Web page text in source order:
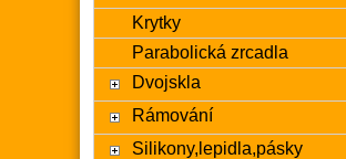
Krytky
Parabolická zrcadla
Dvojskla
Rámování
Silikony,lepidla,pásky